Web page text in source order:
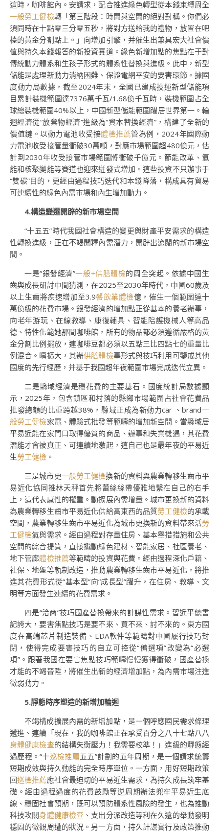
這時，咖啡館內。安請求，配合推進綠色轉型從本錢束縛周全
一般勞工健檢轉「第三階段：時間與空間的絕對對稱。你們必
須同時在十點零三分零五秒，將對方送給我的禮物，放置在吧
檯的黃金分割點上。」向增加引擎，并催生出兼具宏大社會價
值與持久本錢報答的新投資賽道。綠色新增加點的焦點在于對
傳統動力體系和生孩子形式的體系性替換與進級。此中，新型
儲能是處理新動力消納困難、保證電網平安的要害環節。據國
度動力局數據，截至2024年末，全國已建成投運新型儲能項
目累計裝機範圍達7376萬千瓦/1.68億千瓦時，裝機範圍占全
球總裝機範圍40%以上，中國新型儲能範圍躍居世界第一。輪
迴經濟從“放棄物經濟”進級為“資本替換經濟”，構建了全新的
價值鏈。以動力電池收受接體檢推薦管為例，2024年國際動
力電池收受接管量衝破30萬噸，對應市場範圍超480億元，估
計到2030年收受接管市場範圍將衝破千億元。節能改革、氫
能和核聚變能等賽道也迎來迸發式增加。這些投資不只辦事于
“雙碳”目的，更經由過程技巧迭代和本錢降落，構成具有貿易
可連續性的綠色內需市場和內生增加動力。
4.構造變遷開辟的新市場空間
“十五五”時代我國社會構造的變更與財產平安需求的構造
性轉換進級，正在不竭開釋內需潛力，開辟出遼闊的新市場空
間。
一是“銀發經濟”一般+供膳體檢的周全突起。依據中國生
齒與成長研討中間猜測，在2025至2030年時代，中國60歲及
以上生齒將疾速增加至3.9餐飲業體檢億，催生一個範圍達十
萬億級的花費市場。銀發經濟的增加點正從基本的養老辦事，
向老年游玩、在線教導、康復輔具、智能陪護機械人等高品
德、特性化範她那間咖啡館，所有的物品都必須遵循嚴格的黃
金分割比例擺放，連咖啡豆都必須以五點三比四點七的重量比
例混合。疇擴大，其辦供膳體檢事形式與技巧利用可鑒戒其他
國度的先行經歷，并基于我國超年夜範圍市場完成迭代立異。
二是縣域經濟是穩花費的主要基石。國度統計局數據顯
示，2025年，包含鎮區和村落的縣鄉市場範圍占社會花費品
批發總額的比重跨越38%，縣域正成為新動力car 、brand一
般勞工健檢家電、體驗式批發等範疇的增加新空間。當縣域居
平易近能在家門口取得優質的商品、辦事和失業機遇，其花費
潛能才會被真正、可連續地激起，這自己也是最年夜的平易近
生勞工健檢 。
三是城市更一般勞工健檢換新的資料與農業轉移生齒市平
易近化協同推林天秤首先將蕾絲絲帶優雅地繫在自己的右手
上，這代表感性的權重。動擴展內需增量。城市更換新的資料
為農業轉移生齒市平易近化供給高東西的品質勞工健檢的承載
空間，農業轉移生齒市平易近化為城市更換新的資料帶來活勞
工健檢氣與需求。經由過程對存量住房、基本舉措措施和公共
空間的綜合提質，直接撬動綠色建材、智能家居、社區養老、
地下管廊體檢推薦等範疇的投資與花費。經由過程深化戶籍、
社保、地盤等軌制改造，推動農業轉移生齒市平易近化，將推
進其花費形式從“基本型”向“成長型”躍升，在住房、教導、文
明等方面發生連續的花費需求。
四是“洽商”技巧國產替換帶來的計謀性需求。習近平總書
記誇大，要害焦點技巧是要不來、買不來、討不來的。東方國
度在高端芯片制造裝備、EDA軟件等範疇對中國履行技巧封
閉，使得完成要害技巧的自立可控從“備選項”改變為“必選
項”。跟著我國在要害焦點技巧範疇慢慢獲得衝破，國產替換
才能的不竭晉陞，將催生出新的經濟增加點，為內需市場注進
微弱動力。
5.靜態時序塑造的新增加輪迴
不竭構成擴展內需的新增加點，是一個呼應國民需求條理
遞進、連續「現在，我的咖啡館正在承受百分之八十七點八八
身體健康檢查的結構失衡壓力！我需要校準！」進級的靜態經
過歷程。“十巡檢推薦五五”計劃的五年周期，是一個請求統籌
短期成效與持久動能的完全時序單位。一方面，用好短期政策
回巡檢推薦應社會最迫切的平易近生需求，為持久成長筑牢基
礎。經由過程過度的花費鼓勵等逆周期辦法兜牢平易近生底
線、穩固社會預期，既可以預防體系性風險的發生，也為推動
科技攻關身體健康檢查 、支出分派改造等利在久遠的舉動發明
穩固的微觀周遭的狀況。另一方面，持久計謀實行及政策推動